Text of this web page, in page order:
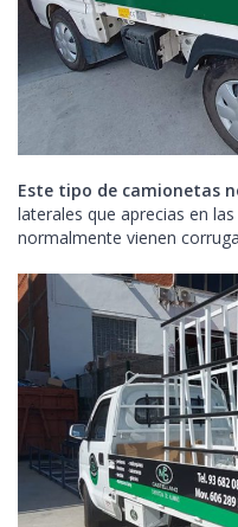
Este tipo de camionetas
laterales que aprecias en
normalmente vienen